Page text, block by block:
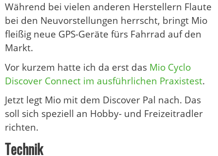
Während bei vielen anderen Herstellern Flaute
bei den Neuvorstellungen herrscht, bringt Mio
fleißig neue GPS-Geräte fürs Fahrrad auf den
Markt.
Vor kurzem hatte ich da erst das Mio Cyclo
Discover Connect im ausführlichen Praxistest.
Jetzt legt Mio mit dem Discover Pal nach. Das
soll sich speziell an Hobby- und Freizeitradler
richten.
Technik